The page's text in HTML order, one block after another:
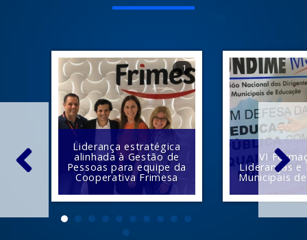
Liderança estratégica
alinhada à Gestão de
Pessoas para equipe da
Cooperativa Frimesa
1
VI
Lideranças e
Municipais